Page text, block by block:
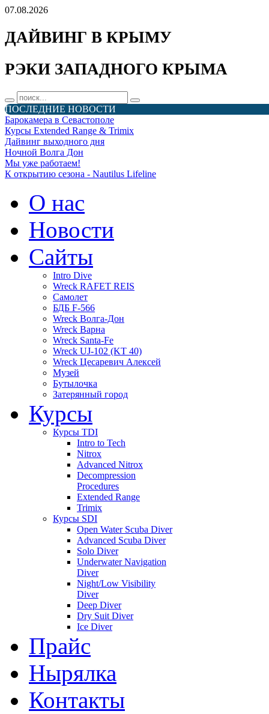
07.08.2026
ДАЙВИНГ В КРЫМУ
РЭКИ ЗАПАДНОГО КРЫМА
ПОСЛЕДНИЕ НОВОСТИ
Барокамера в Севастополе
Курсы Extended Range & Trimix
Дайвинг выходного дня
Ночной Волга Дон
Мы уже работаем!
К открытию сезона - Nautilus Lifeline
О нас
Новости
Сайты
Intro Dive
Wreck RAFET REIS
Самолет
БДБ F-566
Wreck Волга-Дон
Wreck Варна
Wreck Santa-Fe
Wreck UJ-102 (KT 40)
Wreck Цесаревич Алексей
Музей
Бутылочка
Затерянный город
Курсы
Курсы TDI
Intro to Tech
Nitrox
Advanced Nitrox
Decompression
Procedures
Extended Range
Trimix
Курсы SDI
Open Water Scuba Diver
Advanced Scuba Diver
Solo Diver
Underwater Navigation
Diver
Night/Low Visibility
Diver
Deep Diver
Dry Suit Diver
Ice Diver
Прайс
Нырялка
Контакты